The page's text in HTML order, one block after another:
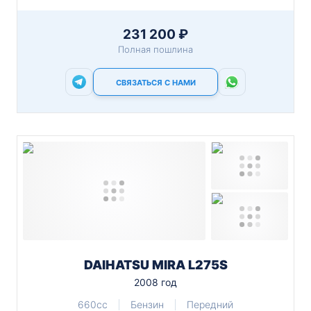
231 200 ₽
Полная пошлина
СВЯЗАТЬСЯ С НАМИ
DAIHATSU MIRA L275S
2008 год
660cc
Бензин Передний